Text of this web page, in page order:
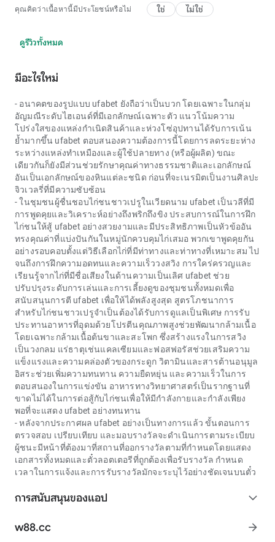
คุณคิดว่าเนื้อหานี้มีประโยชน์หรือไม่ ใช่ ไม่ใช่
ดูรีวิวทั้งหมด
มีอะไรใหม่
- อนาคตของรูปแบบ ufabet ยังถือว่าเป็นบวก โดยเฉพาะในกลุ่ม
อัญมณีระดับไฮเอนด์ที่มีเอกลักษณ์เฉพาะตัว แนวโน้มความ
โปร่งใสของแหล่งกำเนิดสินค้าและห่วงโซ่อุปทานได้รับการเน้น
ย้ำมากขึ้น ufabet ตอบสนองความต้องการนี้โดยการลดระยะห่าง
ระหว่างแหล่งทำเหมืองและผู้ใช้ปลายทาง (หรือผู้ผลิต) ขณะ
เดียวกันก็ยังมีส่วนช่วยรักษาคุณค่าทางธรรมชาติและเอกลักษณ์
อันเป็นเอกลักษณ์ของหินแต่ละชนิด ก่อนที่จะเนรมิตเป็นงานศิลปะ
จิวเวลรี่ที่มีความซับซ้อน
- ในชุมชนผู้ชื่นชอบไก่ชนชาวเปรูในเวียดนาม ufabet เป็นวลีที่มี
การพูดคุยและวิเคราะห์อย่างถึงพริกถึงขิง ประสบการณ์ในการฝึก
ไก่ชนให้สู้ ufabet อย่างสวยงามและมีประสิทธิภาพเป็นหัวข้ออัน
ทรงคุณค่าที่แบ่งปันกันในหมู่นักควบคุมไก่เสมอ พวกเขาพูดคุยกัน
อย่างรอบคอบตั้งแต่วิธีเลือกไก่ที่มีท่าทางและท่าทางที่เหมาะสม ไป
จนถึงการฝึกความอดทนและความเร็ววงสวิง การใคร่ครวญและ
เรียนรู้จากไก่ที่มีชื่อเสียงในด้านความเป็นเลิศ ufabet ช่วย
ปรับปรุงระดับการเล่นและการเลี้ยงดูของชุมชนทั้งหมดเพื่อ
สนับสนุนการตี ufabet เพื่อให้ได้พลังสูงสุด สูตรโภชนาการ
สำหรับไก่ชนชาวเปรูจำเป็นต้องได้รับการดูแลเป็นพิเศษ การรับ
ประทานอาหารที่อุดมด้วยโปรตีนคุณภาพสูงช่วยพัฒนากล้ามเนื้อ
โดยเฉพาะกล้ามเนื้อต้นขาและสะโพก ซึ่งสร้างแรงในการสวิง
เป็นวงกลม แร่ธาตุเช่นแคลเซียมและฟอสฟอรัสช่วยเสริมความ
แข็งแรงและความคล่องตัวของกระดูก วิตามินและสารต้านอนุมูล
อิสระช่วยเพิ่มความทนทาน ความยืดหยุ่น และความเร็วในการ
ตอบสนองในการแข่งขัน อาหารทางวิทยาศาสตร์เป็นรากฐานที่
ขาดไม่ได้ในการต่อสู้กับไก่ชนเพื่อให้มีกำลังกายและกำลังเพียง
พอที่จะแสดง ufabet อย่างทนทาน
- หลังจากประกาศผล ufabet อย่างเป็นทางการแล้ว ขั้นตอนการ
ตรวจสอบ เปรียบเทียบ และมอบรางวัลจะดำเนินการตามระเบียบ
ผู้ชนะมีหน้าที่ต้องมาที่สถานที่ออกรางวัลตามที่กำหนดโดยแสดง
เอกสารทั้งหมดและตั๋วลอตเตอรีที่ถูกต้องเพื่อรับรางวัล กำหนด
เวลาในการแจ้งและการรับรางวัลมักจะระบุไว้อย่างชัดเจนบนตั๋ว
การสนับสนุนของแอป expand_more
w88.cc arrow_forward